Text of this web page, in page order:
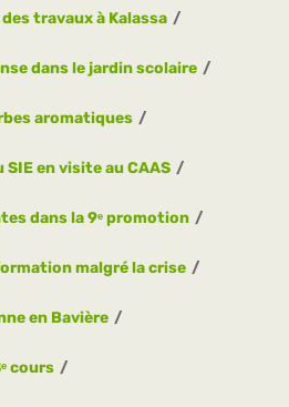
travaux à Kalassa
dans le jardin scolaire
aromatiques
en visite au CAAS
dans la 9ᵉ promotion
malgré la crise
en Bavière
cours